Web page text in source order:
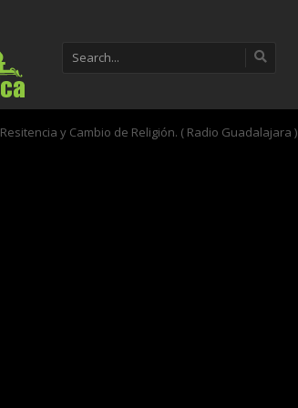
Resitencia y Cambio de Religión. ( Radio Guadalajara )